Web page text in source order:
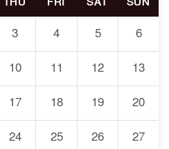
প্রথমবারের মতো এমপিওভুক্ত
শিক্ষকদের বদলি কার্যক্রম চালু
বিশ্ববিদ্যালয় কি প্রস্তুত?
3 4 5 6
10 11 12 13
17 18 19 20
24 25 26 27